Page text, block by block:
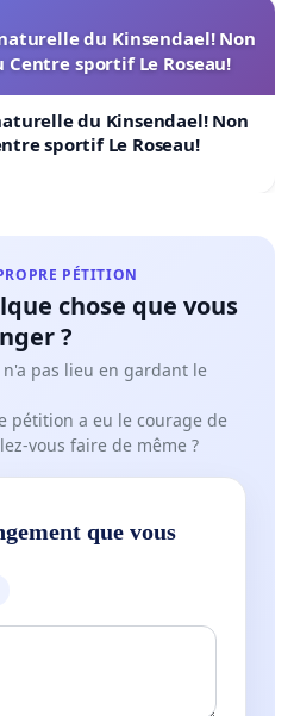
du Kinsendael! Non
sportif Le Roseau!
du Kinsendael! Non
sportif Le Roseau!
PÉTITION
chose que vous
?
pas lieu en gardant le
pétition a eu le courage de
vous faire de même ?
que vous